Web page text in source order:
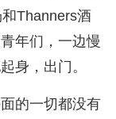
Thanners酒
年们，一边慢
身，出门。
的一切都没有